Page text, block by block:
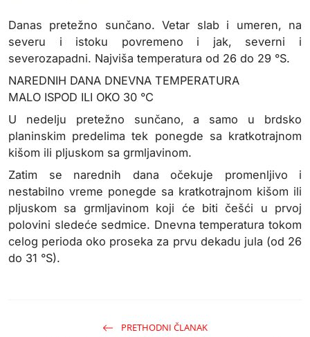
Danas pretežno sunčano. Vetar slab i umeren, na
severu i istoku povremeno i jak, severni i
severozapadni. Najviša temperatura od 26 do 29 °S.
NAREDNIH DANA DNEVNA TEMPERATURA
MALO ISPOD ILI OKO 30 °C
U nedelju pretežno sunčano, a samo u brdsko
planinskim predelima tek ponegde sa kratkotrajnom
kišom ili pljuskom sa grmljavinom.
Zatim se narednih dana očekuje promenljivo i
nestabilno vreme ponegde sa kratkotrajnom kišom ili
pljuskom sa grmljavinom koji će biti češći u prvoj
polovini sledeće sedmice. Dnevna temperatura tokom
celog perioda oko proseka za prvu dekadu jula (od 26
do 31 °S).
PRETHODNI ČLANAK